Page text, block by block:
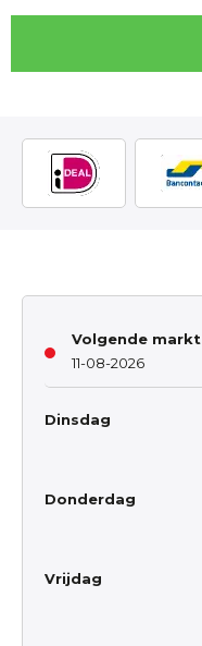
Volgende markt
11-08-2026
Dinsdag
Donderdag
Vrijdag